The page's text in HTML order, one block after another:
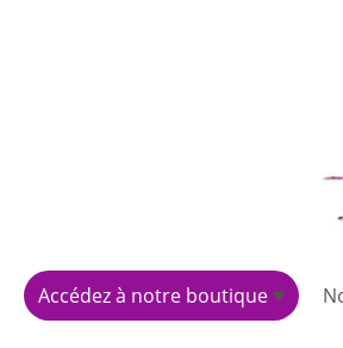
Accédez à notre boutique